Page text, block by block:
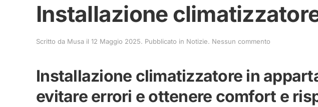
Installazione
Scritto da Musa il 12 Maggio 2025. Pubblicato in Notizie. Nessun commento
appartamento:
cosa
sapere
Installazione climatizzatore in
evitare errori e ottenere comfort e